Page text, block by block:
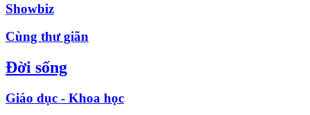
Showbiz
Cùng thư giãn
Đời sống
Giáo dục - Khoa học